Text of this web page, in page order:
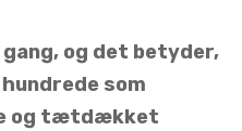
og det betyder,
som
og tætdækket